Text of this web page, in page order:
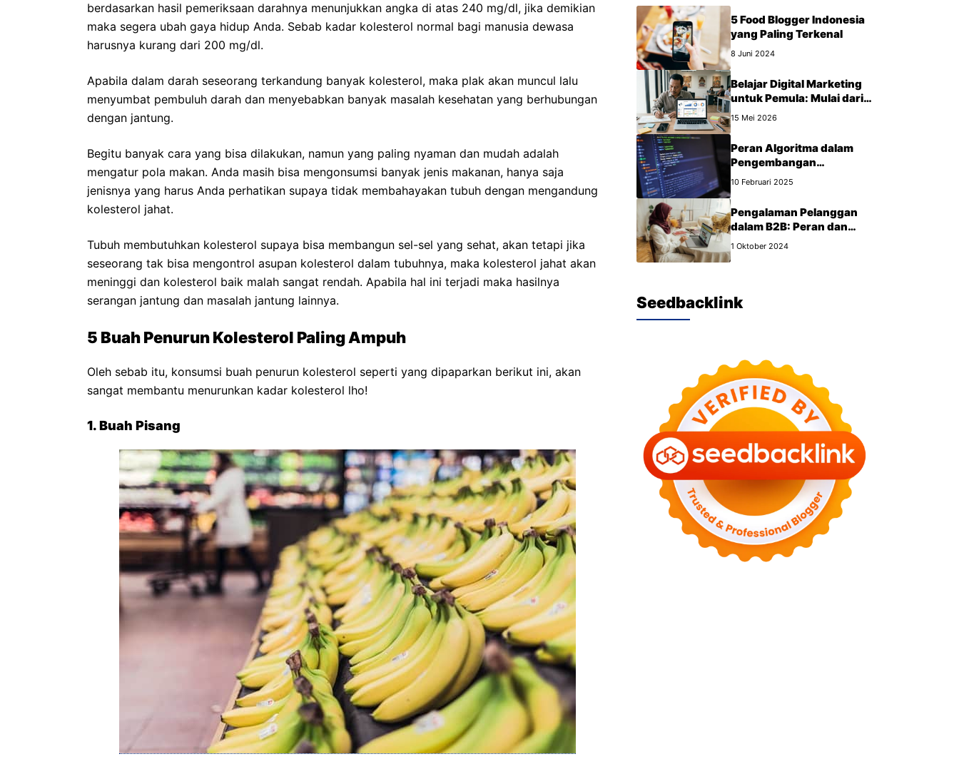
berdasarkan hasil pemeriksaan darahnya menunjukkan angka di atas 240 mg/dl, jika demikian
maka segera ubah gaya hidup Anda. Sebab kadar kolesterol normal bagi manusia dewasa
harusnya kurang dari 200 mg/dl.
Apabila dalam darah seseorang terkandung banyak kolesterol, maka plak akan muncul lalu
menyumbat pembuluh darah dan menyebabkan banyak masalah kesehatan yang berhubungan
dengan jantung.
Begitu banyak cara yang bisa dilakukan, namun yang paling nyaman dan mudah adalah
mengatur pola makan. Anda masih bisa mengonsumsi banyak jenis makanan, hanya saja
jenisnya yang harus Anda perhatikan supaya tidak membahayakan tubuh dengan mengandung
kolesterol jahat.
Tubuh membutuhkan kolesterol supaya bisa membangun sel-sel yang sehat, akan tetapi jika
seseorang tak bisa mengontrol asupan kolesterol dalam tubuhnya, maka kolesterol jahat akan
meninggi dan kolesterol baik malah sangat rendah. Apabila hal ini terjadi maka hasilnya
serangan jantung dan masalah jantung lainnya.
5 Buah Penurun Kolesterol Paling Ampuh
Oleh sebab itu, konsumsi buah penurun kolesterol seperti yang dipaparkan berikut ini, akan
sangat membantu menurunkan kadar kolesterol lho!
1. Buah Pisang
5 Food Blogger Indonesia
yang Paling Terkenal
8 Juni 2024
Belajar Digital Marketing
untuk Pemula: Mulai dari
Mana?
15 Mei 2026
Peran Algoritma dalam
Pengembangan
Perangkat Lunak
10 Februari 2025
Pengalaman Pelanggan
dalam B2B: Peran dan
Manfaat yang Wajib Kamu
1 Oktober 2024
Seedbacklink